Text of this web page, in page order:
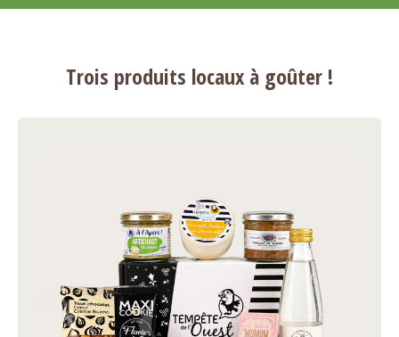
Trois produits locaux à goûter !